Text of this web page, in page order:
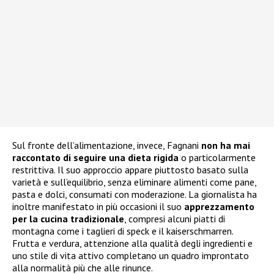
Sul fronte dell’alimentazione, invece, Fagnani non ha mai
raccontato di seguire una dieta rigida o particolarmente
restrittiva. Il suo approccio appare piuttosto basato sulla
varietà e sull’equilibrio, senza eliminare alimenti come pane,
pasta e dolci, consumati con moderazione. La giornalista ha
inoltre manifestato in più occasioni il suo apprezzamento
per la cucina tradizionale, compresi alcuni piatti di
montagna come i taglieri di speck e il kaiserschmarren.
Frutta e verdura, attenzione alla qualità degli ingredienti e
uno stile di vita attivo completano un quadro improntato
alla normalità più che alle rinunce.